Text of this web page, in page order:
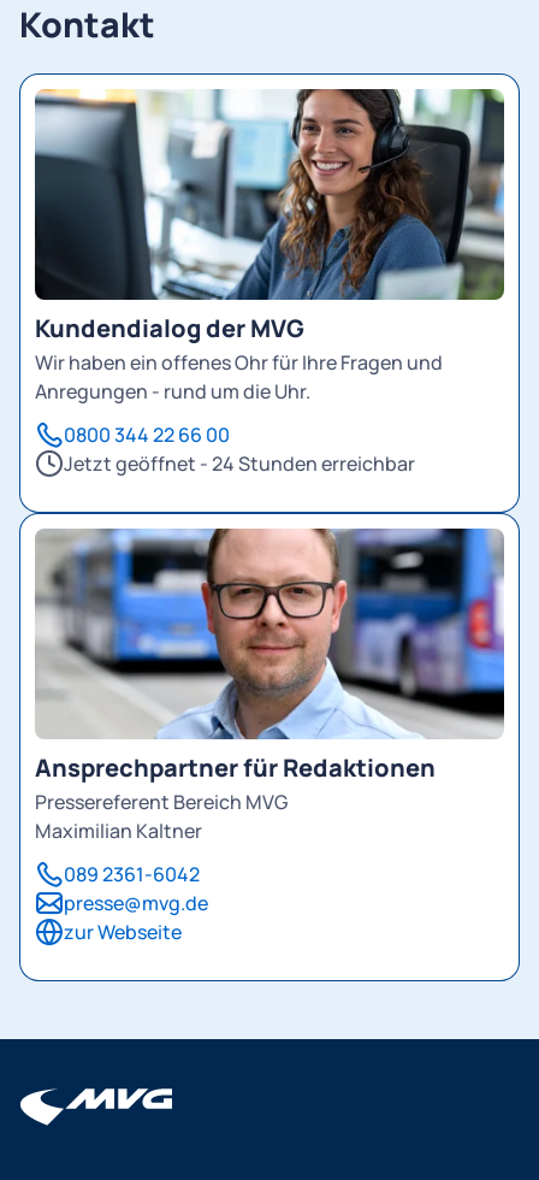
Kontakt
Kundendialog der MVG
Wir haben ein offenes Ohr für Ihre Fragen und
Anregungen - rund um die Uhr.
0800 344 22 66 00
Jetzt geöffnet - 24 Stunden erreichbar
Ansprechpartner für Redaktionen
Pressereferent Bereich MVG
Maximilian Kaltner
089 2361-6042
presse@mvg.de
zur Webseite